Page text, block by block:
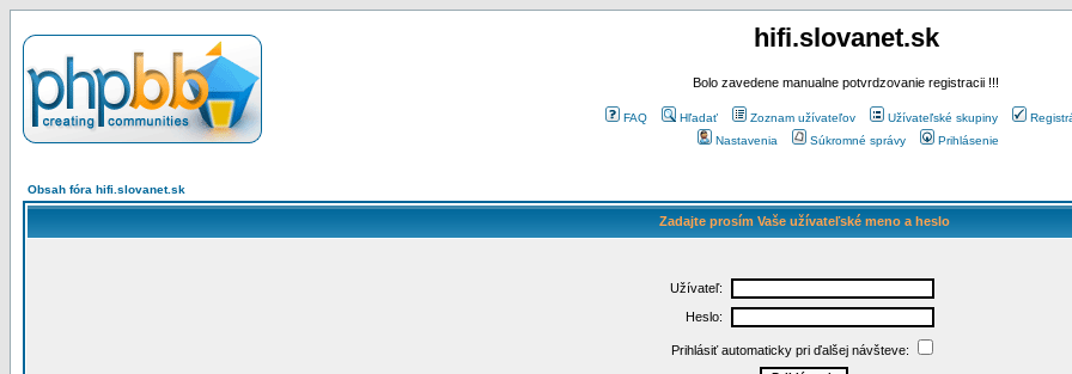
hifi.slovanet.sk
Bolo zavedene manualne potvrdzovanie registracii !!!
FAQ Hľadať Zoznam užívateľov Užívateľské skupiny
Nastavenia
Súkromné správy Prihlásenie
Obsah fóra hifi.slovanet.sk
Zadajte prosím Vaše užívateľské meno a heslo
Užívateľ:
Heslo:
Prihlásiť automaticky pri ďalšej návšteve: